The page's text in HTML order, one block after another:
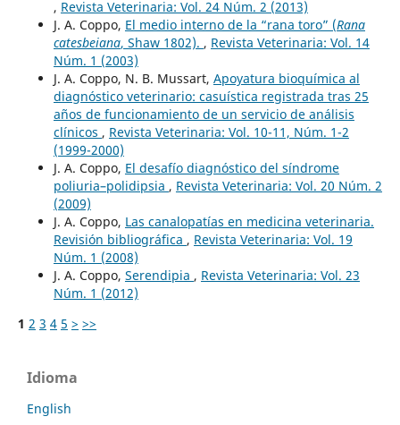
, Revista Veterinaria: Vol. 24 Núm. 2 (2013)
J. A. Coppo, El medio interno de la “rana toro” (Rana
catesbeiana, Shaw 1802). , Revista Veterinaria: Vol. 14
Núm. 1 (2003)
J. A. Coppo, N. B. Mussart, Apoyatura bioquímica al
diagnóstico veterinario: casuística registrada tras 25
años de funcionamiento de un servicio de análisis
clínicos , Revista Veterinaria: Vol. 10-11, Núm. 1-2
(1999-2000)
J. A. Coppo, El desafío diagnóstico del síndrome
poliuria–polidipsia , Revista Veterinaria: Vol. 20 Núm. 2
(2009)
J. A. Coppo, Las canalopatías en medicina veterinaria.
Revisión bibliográfica , Revista Veterinaria: Vol. 19
Núm. 1 (2008)
J. A. Coppo, Serendipia , Revista Veterinaria: Vol. 23
Núm. 1 (2012)
1 2 3 4 5 > >>
Idioma
English